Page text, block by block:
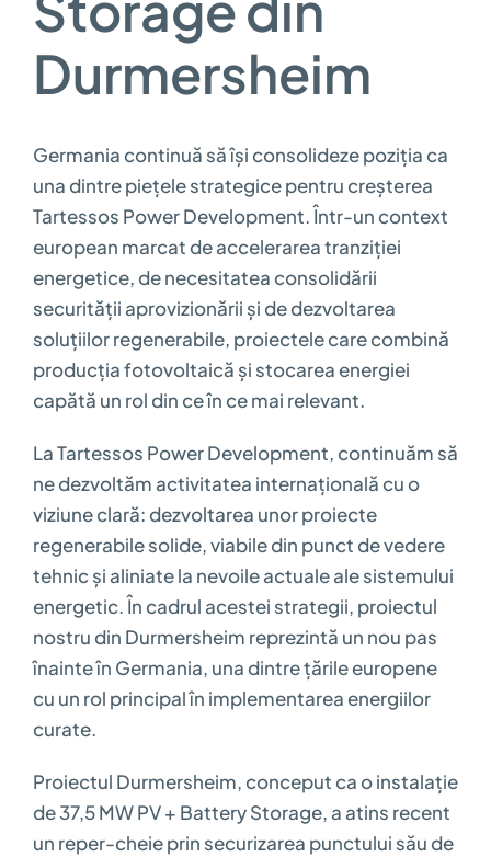
Durmersheim
Germania continuă să își consolideze poziția ca
una dintre piețele strategice pentru creșterea
Tartessos Power Development. Într-un context
european marcat de accelerarea tranziției
energetice, de necesitatea consolidării
securității aprovizionării și de dezvoltarea
soluțiilor regenerabile, proiectele care combină
producția fotovoltaică și stocarea energiei
capătă un rol din ce în ce mai relevant.
La Tartessos Power Development, continuăm să
ne dezvoltăm activitatea internațională cu o
viziune clară: dezvoltarea unor proiecte
regenerabile solide, viabile din punct de vedere
tehnic și aliniate la nevoile actuale ale sistemului
energetic. În cadrul acestei strategii, proiectul
nostru din Durmersheim reprezintă un nou pas
înainte în Germania, una dintre țările europene
cu un rol principal în implementarea energiilor
curate.
Proiectul Durmersheim, conceput ca o instalație
de 37,5 MW PV + Battery Storage, a atins recent
un reper-cheie prin securizarea punctului său de